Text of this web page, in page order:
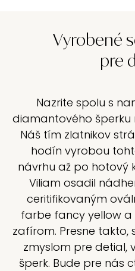
Vyrobené
pre
Nazrite spolu s
diamantového šperku
Náš tím zlatnikov
hodín vyrobou
návrhu až po hotový
Viliam osadil
ceritifikovaným
farbe fancy yellow
zafírom. Presne takto,
zmyslom pre detial,
šperk. Bude pre nás